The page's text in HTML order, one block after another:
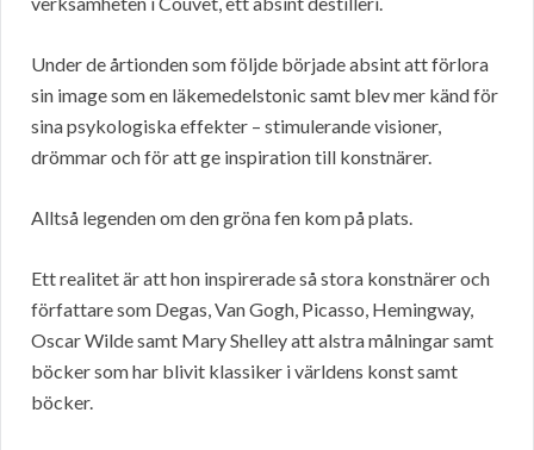
Under de årtionden som följde började absint att förlora
sin image som en läkemedelstonic samt blev mer känd för
sina psykologiska effekter – stimulerande visioner,
drömmar och för att ge inspiration till konstnärer.
Alltså legenden om den gröna fen kom på plats.
Ett realitet är att hon inspirerade så stora konstnärer och
författare som Degas, Van Gogh, Picasso, Hemingway,
Oscar Wilde samt Mary Shelley att alstra målningar samt
böcker som har blivit klassiker i världens konst samt
böcker.